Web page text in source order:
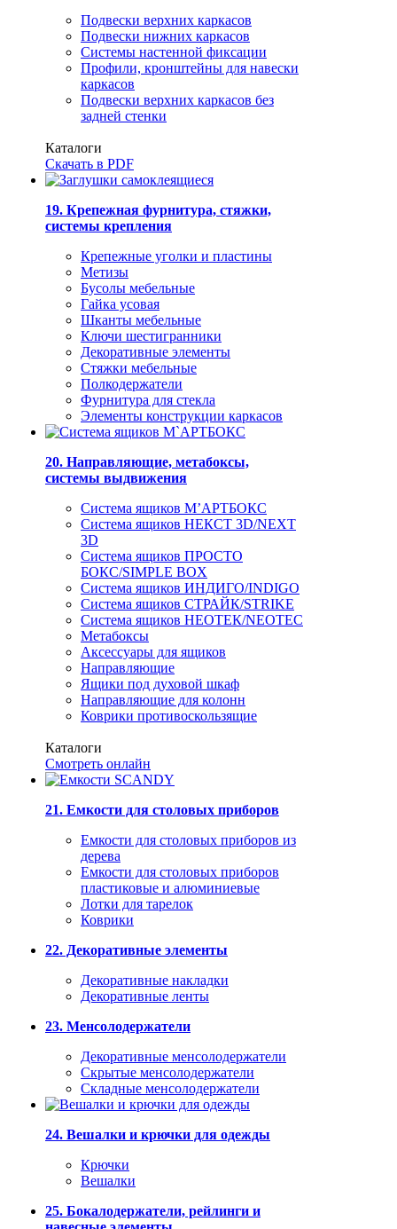
Подвески верхних каркасов
Подвески нижних каркасов
Системы настенной фиксации
Профили, кронштейны для навески
каркасов
Подвески верхних каркасов без
задней стенки
Каталоги
Скачать в PDF
19. Крепежная фурнитура, стяжки,
системы крепления
Крепежные уголки и пластины
Метизы
Бусолы мебельные
Гайка усовая
Шканты мебельные
Ключи шестигранники
Декоративные элементы
Стяжки мебельные
Полкодержатели
Фурнитура для стекла
Элементы конструкции каркасов
20. Направляющие, метабоксы,
системы выдвижения
Система ящиков М’АРТБОКС
Система ящиков НЕКСТ 3D/NEXT
3D
Система ящиков ПРОСТО
БОКС/SIMPLE BOX
Система ящиков ИНДИГО/INDIGO
Система ящиков СТРАЙК/STRIKE
Система ящиков НЕОТЕК/NEOTEC
Метабоксы
Аксессуары для ящиков
Направляющие
Ящики под духовой шкаф
Направляющие для колонн
Коврики противоскользящие
Каталоги
Смотреть онлайн
21. Емкости для столовых приборов
Емкости для столовых приборов из
дерева
Емкости для столовых приборов
пластиковые и алюминиевые
Лотки для тарелок
Коврики
22. Декоративные элементы
Декоративные накладки
Декоративные ленты
23. Менсолодержатели
Декоративные менсолодержатели
Скрытые менсолодержатели
Складные менсолодержатели
24. Вешалки и крючки для одежды
Крючки
Вешалки
25. Бокалодержатели, рейлинги и